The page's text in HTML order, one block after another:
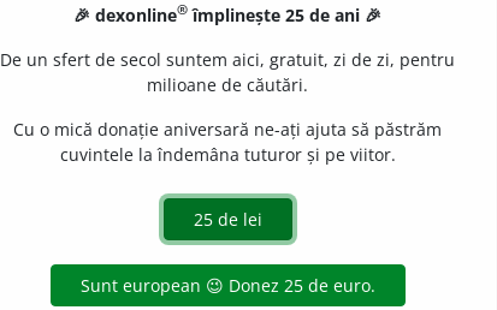
] (Trs;mgm) Comoară.
🎉 dexonline® împlinește 25 de ani 🎉
De un sfert de secol suntem aici, gratuit, zi de zi, pentru
milioane de căutări.
Cu o mică donație aniversară ne-ați ajuta să păstrăm
cuvintele la îndemâna tuturor și pe viitor.